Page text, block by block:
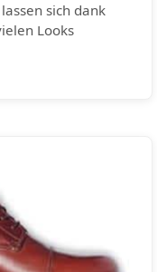
sich dank
Looks